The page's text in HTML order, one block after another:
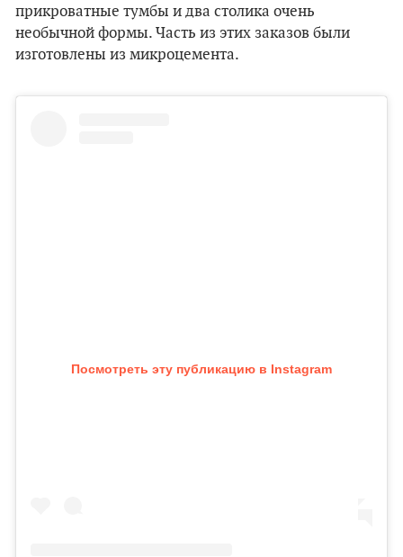
прикроватные тумбы и два столика очень
необычной формы. Часть из этих заказов были
изготовлены из микроцемента.
Посмотреть эту публикацию в Instagram